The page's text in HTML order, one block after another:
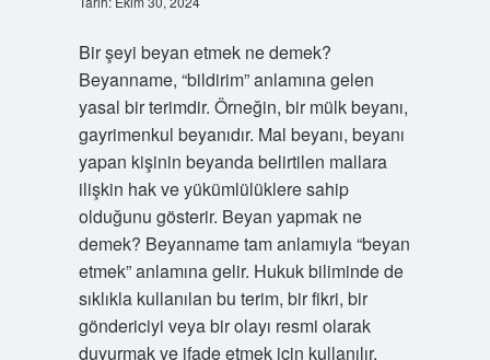
Bir şeyi beyan etmek ne demek?
Beyanname, “bildirim” anlamına gelen
yasal bir terimdir. Örneğin, bir mülk beyanı,
gayrimenkul beyanıdır. Mal beyanı, beyanı
yapan kişinin beyanda belirtilen mallara
ilişkin hak ve yükümlülüklere sahip
olduğunu gösterir. Beyan yapmak ne
demek? Beyanname tam anlamıyla “beyan
etmek” anlamına gelir. Hukuk biliminde de
sıklıkla kullanılan bu terim, bir fikri, bir
göndericiyi veya bir olayı resmi olarak
duyurmak ve ifade etmek için kullanılır.